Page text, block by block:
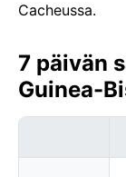
Cacheussa.
7 päivän
Guinea-